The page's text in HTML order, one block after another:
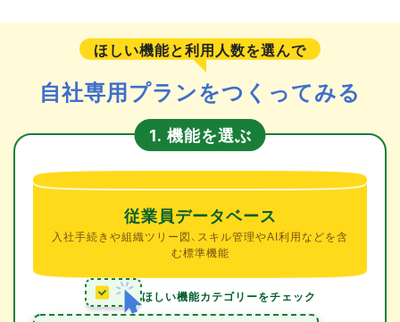
ほしい機能と利用人数を選んで
自社専用プランをつくってみる
1. 機能を選ぶ
従業員データベース
入社手続きや組織ツリー図、スキル管理やAI利用などを含
む標準機能
ほしい機能カテゴリーをチェック